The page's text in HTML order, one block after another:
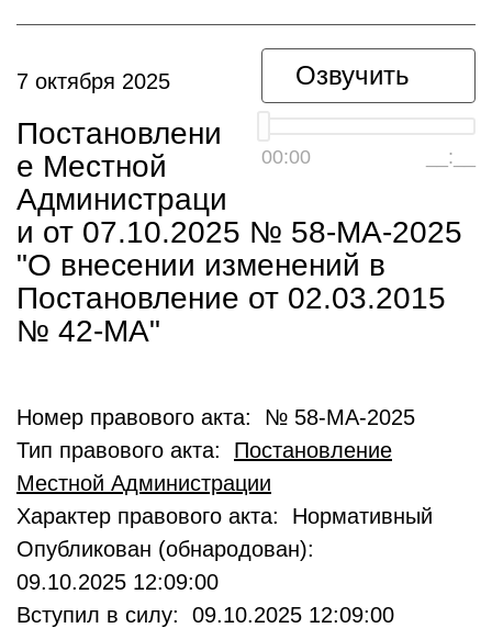
Озвучить
00:00 __:__
7 октября 2025
Постановлени
е Местной
Администраци
и от 07.10.2025 № 58-МА-2025
"О внесении изменений в
Постановление от 02.03.2015
№ 42-MA"
Номер правового акта: № 58-МА-2025
Тип правового акта: Постановление
Местной Администрации
Характер правового акта: Нормативный
Опубликован (обнародован):
09.10.2025 12:09:00
Вступил в силу: 09.10.2025 12:09:00